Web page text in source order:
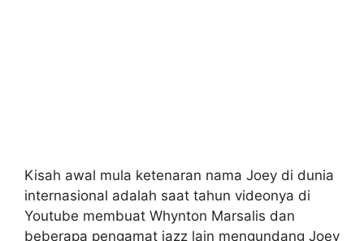
Kisah awal mula ketenaran nama Joey di dunia
internasional adalah saat tahun videonya di
Youtube membuat Whynton Marsalis dan
beberapa pengamat jazz lain mengundang Joey